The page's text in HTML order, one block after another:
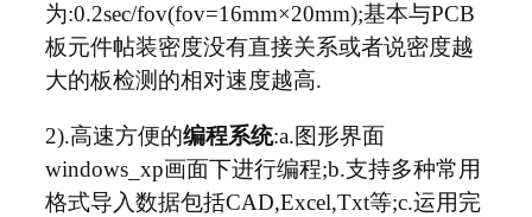
为:0.2sec/fov(fov=16mm×20mm);基本与PCB
板元件帖装密度没有直接关系或者说密度越
大的板检测的相对速度越高.
2).高速方便的编程系统:a.图形界面
windows_xp画面下进行编程;b.支持多种常用
格式导入数据包括CAD,Excel,Txt等;c.运用完